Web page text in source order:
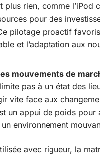
plus rien, comme l’iPod
pour des
pilotage proactif
et l’adaptation aux
mouvements de
pas à un état des
vite face aux
un appui de poids pour
environnement
avec rigueur, la